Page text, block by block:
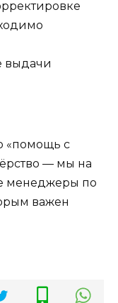
выдачи
«помощь с
— мы на
менеджеры по
важен